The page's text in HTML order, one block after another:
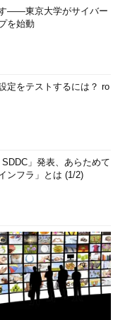
――東京大学がサイバー
を始動
定をテストするには？ ro
」発表、あらためて
ンフラ」とは (1/2)